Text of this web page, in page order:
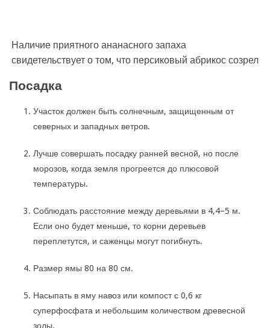
Наличие приятного ананасного запаха
свидетельствует о том, что персиковый абрикос созрел
Посадка
Участок должен быть солнечным, защищенным от
северных и западных ветров.
Лучше совершать посадку ранней весной, но после
морозов, когда земля прогреется до плюсовой
температуры.
Соблюдать расстояние между деревьями в 4,4–5 м.
Если оно будет меньше, то корни деревьев
переплетутся, и саженцы могут погибнуть.
Размер ямы 80 на 80 см.
Насыпать в яму навоз или компост с 0,6 кг
суперфосфата и небольшим количеством древесной
золы.